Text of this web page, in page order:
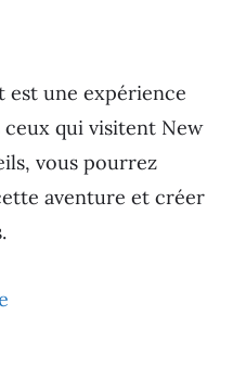
est une expérience
qui visitent New
vous pourrez
aventure et créer